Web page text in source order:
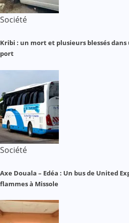
Société
Kribi : un mort et plusieurs blessés
port
Société
Axe Douala – Edéa : Un bus de United
flammes à Missole